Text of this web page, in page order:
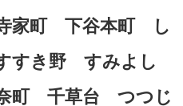
家町 下谷本町 し
すき野 すみよし
町 千草台 つつじ